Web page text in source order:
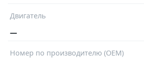
Двигатель
—
Номер по производителю (OEM)